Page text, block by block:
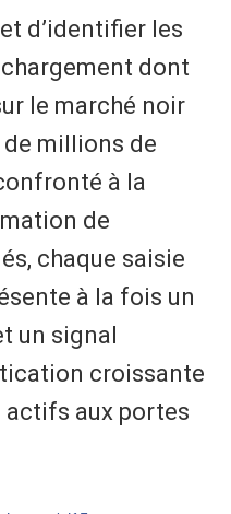
d’identifier les
dont
le marché noir
millions de
à la
de
chaque saisie
à la fois un
un signal
croissante
actifs aux portes